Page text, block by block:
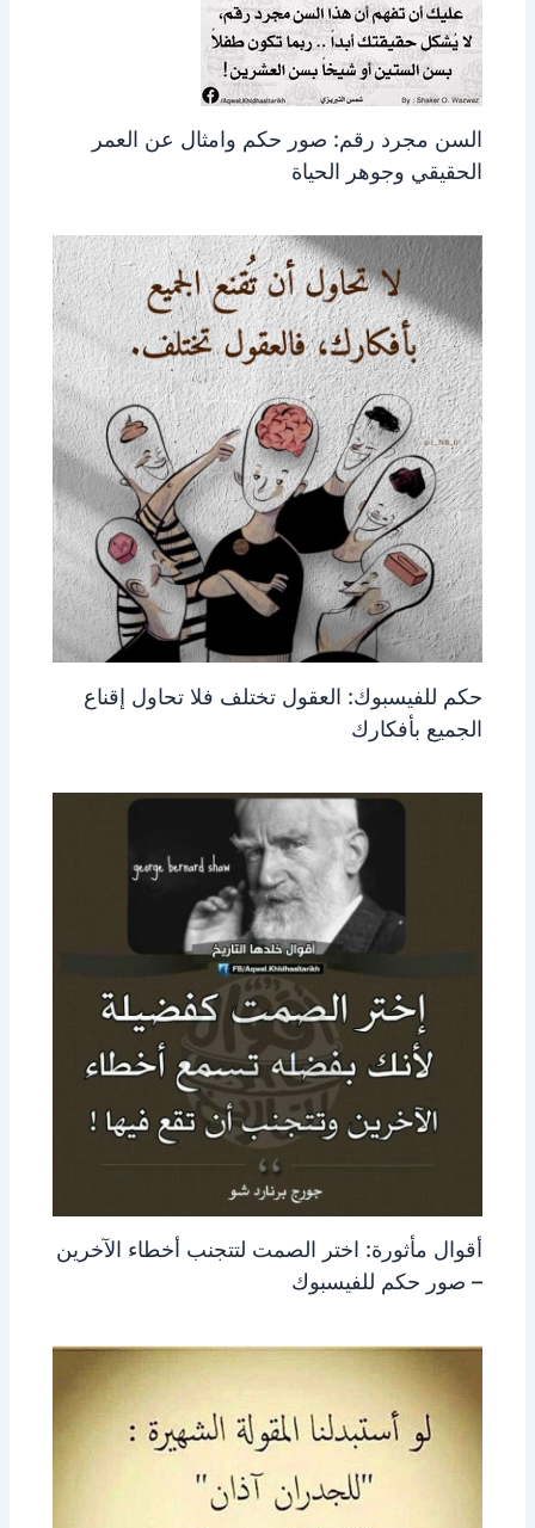
السن مجرد رقم: صور حكم وامثال عن العمر
الحقيقي وجوهر الحياة
حكم للفيسبوك: العقول تختلف فلا تحاول إقناع
الجميع بأفكارك
أقوال مأثورة: اختر الصمت لتتجنب أخطاء الآخرين
– صور حكم للفيسبوك